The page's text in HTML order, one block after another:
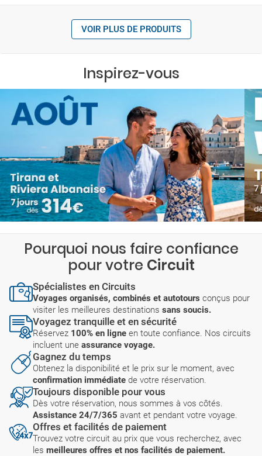
VOIR PLUS DE PRODUITS
Inspirez-vous
Pourquoi nous faire confiance
pour votre Circuit
Spécialistes en Circuits
Voyages organisés, combinés et autotours conçus pour
visiter les meilleures destinations sans soucis.
Voyagez tranquille et en sécurité
Réservez 100% en ligne en toute confiance. Nos circuits
incluent une assurance voyage.
Gagnez du temps
Obtenez la disponibilité et le prix sur le moment, avec
confirmation immédiate de votre réservation.
Toujours disponible pour vous
Dès votre réservation, nous sommes à vos côtés.
Assistance 24/7/365 avant et pendant votre voyage.
Offres et facilités de paiement
Trouvez votre circuit au prix que vous recherchez, avec
les meilleures offres et nos facilités de paiement.